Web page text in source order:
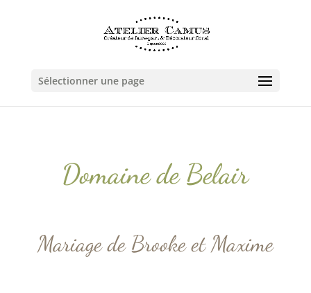
Sélectionner une page
Domaine de Belair
Mariage de Brooke et Maxime